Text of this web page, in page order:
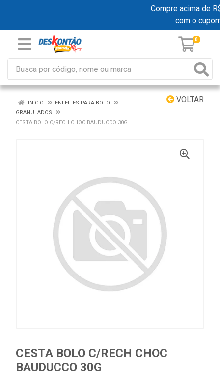
Compre acima de
com o
0
VOLTAR
INÍCIO
ENFEITES PARA BOLO
GRANULADOS
CESTA BOLO C/RECH CHOC BAUDUCCO 30G
CESTA BOLO C/RECH CHOC
BAUDUCCO 30G